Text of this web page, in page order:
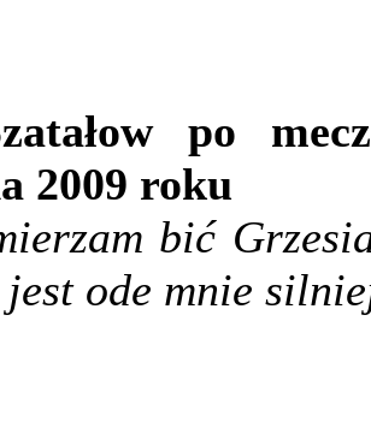
po
2009 roku
bić
ode mnie